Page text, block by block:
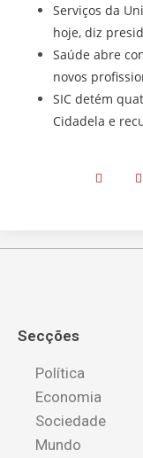
Serviços da
hoje, diz
Saúde abre
novos
SIC detém
Cidadela e
Secções
Política
Economia
Sociedade
Mundo